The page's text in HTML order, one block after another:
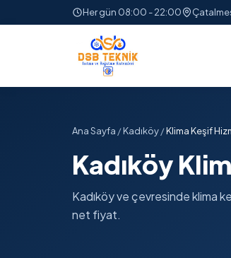
Her gün 08:00 - 22:00
Ana Sayfa /Kadıköy/Klima Keşif
Kadıköy
Kadıköy ve çevresinde klima
net fiyat.